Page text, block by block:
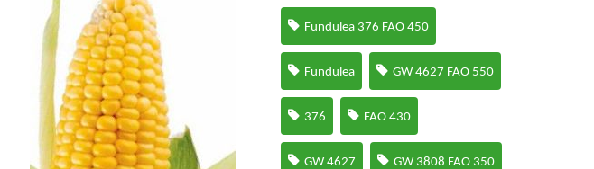
Fundulea 376 FAO 450
Fundulea GW 4627 FAO 550
376 FAO 430
GW 4627 GW 3808 FAO 350